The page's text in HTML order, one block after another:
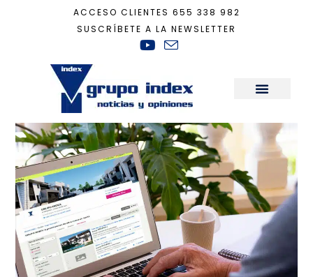
ACCESO CLIENTES 655 338 982
SUSCRÍBETE A LA NEWSLETTER
mercado inmobiliario